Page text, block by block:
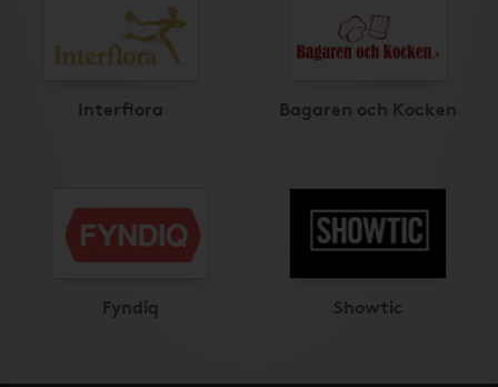
Interflora Bagaren och Kocken
Fyndiq Showtic